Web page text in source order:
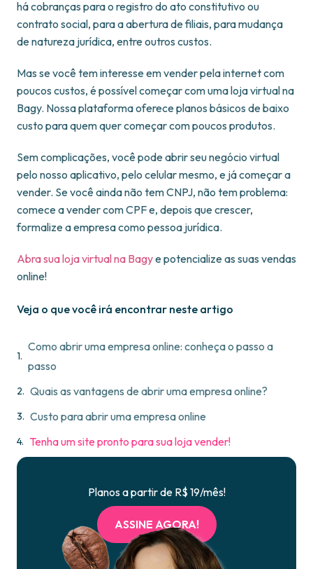
há cobranças para o registro do ato constitutivo ou
contrato social, para a abertura de filiais, para mudança
de natureza jurídica, entre outros custos.
Mas se você tem interesse em vender pela internet com
poucos custos, é possível começar com uma loja virtual na
Bagy. Nossa plataforma oferece planos básicos de baixo
custo para quem quer começar com poucos produtos.
Sem complicações, você pode abrir seu negócio virtual
pelo nosso aplicativo, pelo celular mesmo, e já começar a
vender. Se você ainda não tem CNPJ, não tem problema:
comece a vender com CPF e, depois que crescer,
formalize a empresa como pessoa jurídica.
Abra sua loja virtual na Bagye potencialize as suas vendas
online!
Veja o que você irá encontrar neste artigo
Como abrir uma empresa online: conheça o passo a
passo
Quais as vantagens de abrir uma empresa online?
Custo para abrir uma empresa online
Tenha um site pronto para sua loja vender!
Planos a partir de R$ 19/mês!
ASSINE AGORA!